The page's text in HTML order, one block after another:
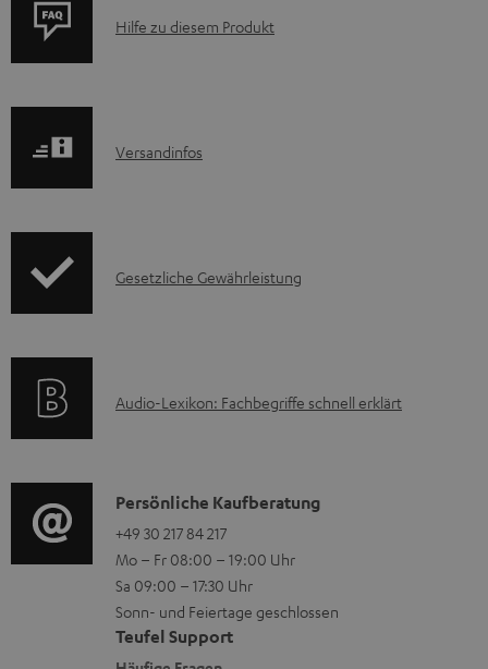
m
e
H
n
r
l
a
d
e
P
u
A
Hilfe zu diesem Produkt
I
r
i
e
n
z
u
m
Versandinfos
I
r
t
i
o
n
e
Gesetzliche Gewährleistung
A
i
o
-
L
e
Audio-Lexikon: Fachbegriffe schnell erklärt
K
o
n
t
a
Persönliche Kaufberatung
+49 30 217 84 217
Mo – Fr 08:00 – 19:00 Uhr
Sa 09:00 – 17:30 Uhr
Sonn- und Feiertage geschlossen
Teufel Support